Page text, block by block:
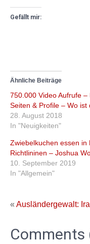
Gefällt mir:
Ähnliche Beiträge
750.000 Video Aufrufe
Seiten & Profile – Wo
28. August 2018
In "Neuigkeiten"
Zwiebelkuchen essen
Richtlininen – Joshua
10. September 2019
In "Allgemein"
« Ausländergewalt:
Comments